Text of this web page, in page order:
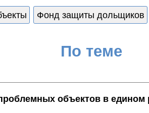
Фонд защиты дольщиков
По теме
объектов в